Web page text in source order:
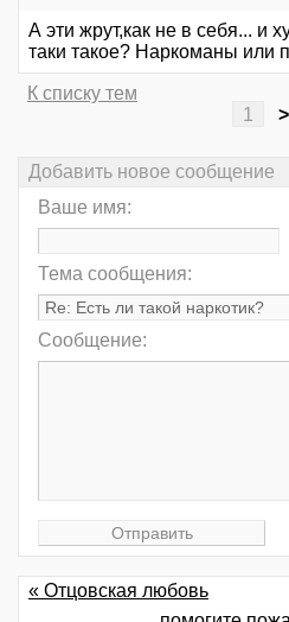
А эти жрут,как не в себя... и
таки такое? Наркоманы или
К списку тем
1
>
Добавить новое сообщение
Ваше имя:
Тема сообщения:
Сообщение:
« Отцовская любовь